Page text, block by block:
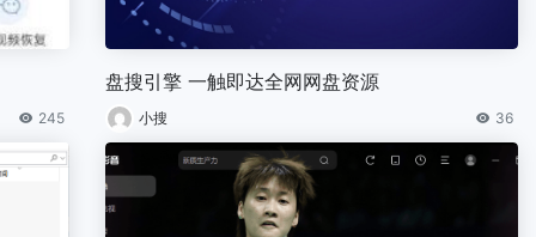
245
盘搜引擎 一触即达全网网盘资源
小搜 36